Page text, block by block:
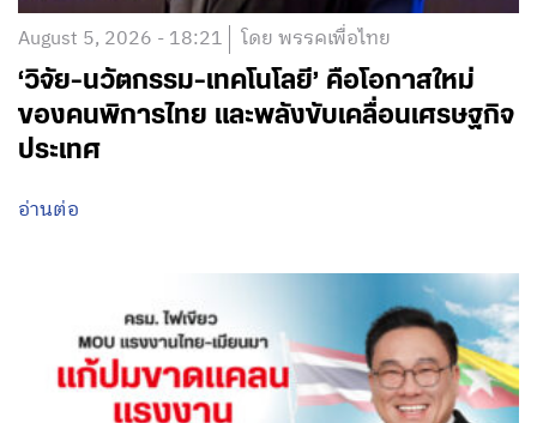
August 5, 2026 - 18:21 โดย พรรคเพื่อไทย
‘วิจัย-นวัตกรรม-เทคโนโลยี’ คือโอกาสใหม่
ของคนพิการไทย และพลังขับเคลื่อนเศรษฐกิจ
ประเทศ
อ่านต่อ